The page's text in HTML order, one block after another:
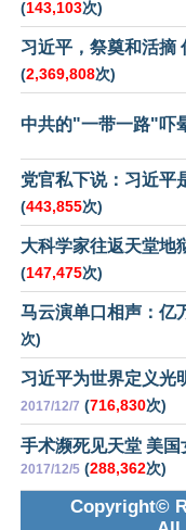
(143,103次)
习近平，祭奠和活摘
(2,369,808次)
中共的"一带一路"吓
党官私下说：习近平
(443,855次)
大科学家往返天堂地
(147,475次)
马云演单口相声：亿
次)
习近平为世界定义光
2017/12/7 (716,830次)
手术濒死见天堂 美
2017/12/5 (288,362次)
Copyright©